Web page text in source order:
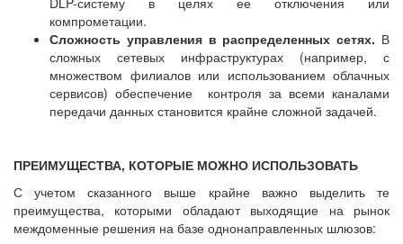
компрометации.
Сложность управления в распределенных сетях. В
сложных сетевых инфраструктурах (например, с
множеством филиалов или использованием облачных
сервисов) обеспечение контроля за всеми каналами
передачи данных становится крайне сложной задачей.
ПРЕИМУЩЕСТВА, КОТОРЫЕ МОЖНО ИСПОЛЬЗОВАТЬ
С учетом сказанного выше крайне важно выделить те
преимущества, которыми обладают выходящие на рынок
междоменные решения на базе однонаправленных шлюзов: